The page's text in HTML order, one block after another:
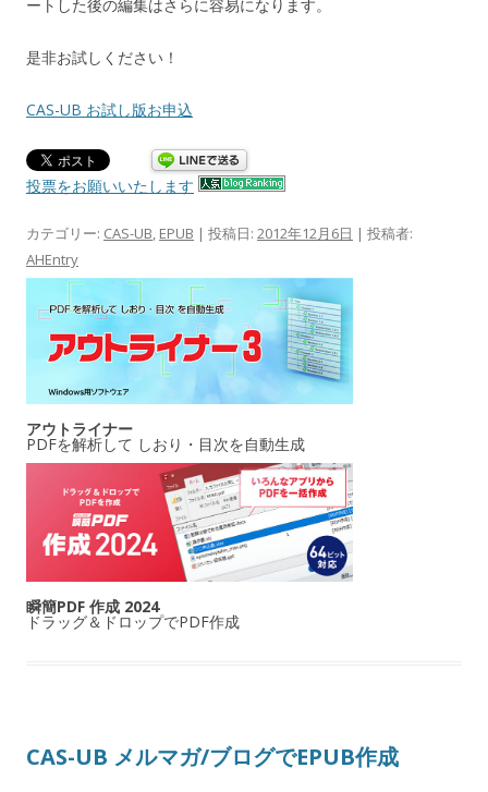
ートした後の編集はさらに容易になります。
是非お試しください！
CAS-UB お試し版お申込
投票をお願いいたします
カテゴリー: CAS-UB, EPUB | 投稿日: 2012年12月6日 | 投稿者:
AHEntry
アウトライナー
PDFを解析して しおり・目次を自動生成
瞬簡PDF 作成 2024
ドラッグ＆ドロップでPDF作成
CAS-UB メルマガ/ブログでEPUB作成